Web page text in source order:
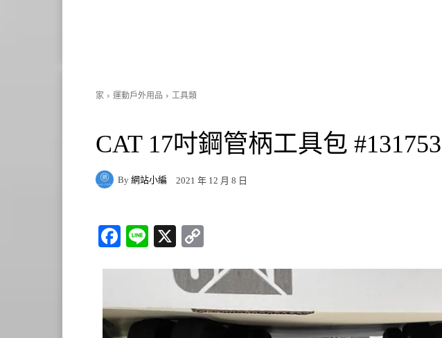
家 運動戶外用品 工具類
CAT 17吋鋼管柄工具包 #131753
By 網站小編 2021 年 12 月 8 日
Fa
ok
Li
X
y
Li
nk